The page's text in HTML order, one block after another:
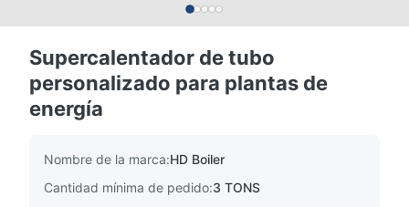
Supercalentador de tubo
personalizado para plantas de
energía
Nombre de la marca:HD Boiler
Cantidad mínima de pedido:3 TONS